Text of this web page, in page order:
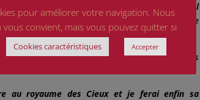
stèle érigée à Acre, à la mémoire de Marcel
et Elisée ALLARD. Ghislaine accomplira cette
les plus proches étaient partis en vacances.
de ses 78 ans et 30 ans après le décès
au royaume des Cieux et je ferai enfin sa
pour améliorer votre navigation. Nous
convient, mais vous pouvez quitter si
Cookies caractéristiques Accepter